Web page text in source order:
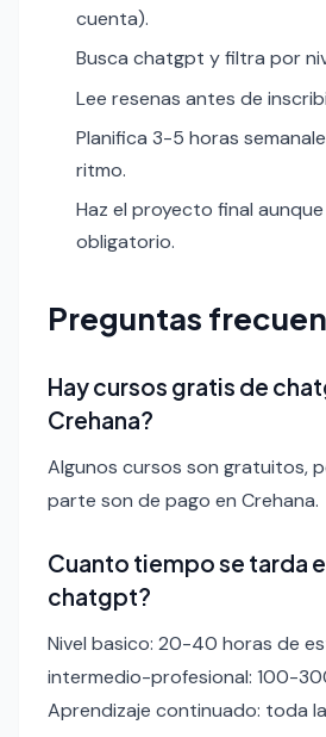
cuenta).
Busca chatgpt y filtra por
Lee resenas antes de
Planifica 3-5 horas
ritmo.
Haz el proyecto final
obligatorio.
Preguntas
Hay cursos gratis de
Crehana?
Algunos cursos son gratuitos,
parte son de pago en Crehana.
Cuanto tiempo se tarda
chatgpt?
Nivel basico: 20-40 horas de
intermedio-profesional: 100-
Aprendizaje continuado: toda